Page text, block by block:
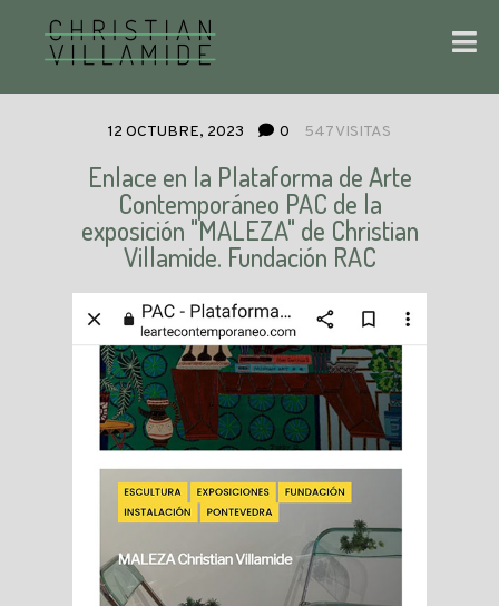
12 OCTUBRE, 2023 0 547 VISITAS
Enlace en la Plataforma de Arte
Contemporáneo PAC de la
exposición "MALEZA" de Christian
Villamide. Fundación RAC